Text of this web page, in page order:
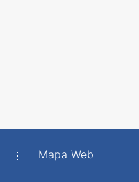
Mapa Web